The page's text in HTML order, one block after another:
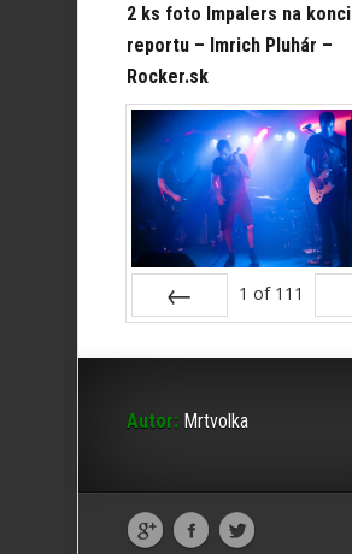
2 ks foto Impalers na konci
reportu – Imrich Pluhár –
Rocker.sk
1 of 111
Autor: Mrtvolka